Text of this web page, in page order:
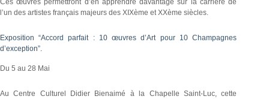
Ces œuvres permettront d’en apprendre davantage sur la carrière de
l’un des artistes français majeurs des XIXème et XXème siècles.
Exposition “Accord parfait : 10 œuvres d’Art pour 10 Champagnes
d’exception”.
Du 5 au 28 Mai
Au Centre Culturel Didier Bienaimé à la Chapelle Saint-Luc, cette